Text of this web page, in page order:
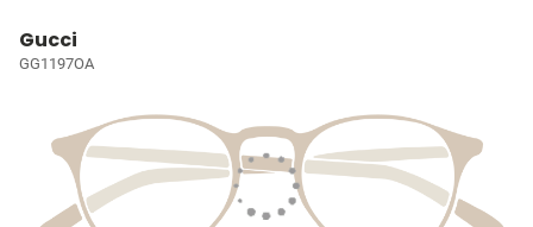
Gucci
GG1197OA